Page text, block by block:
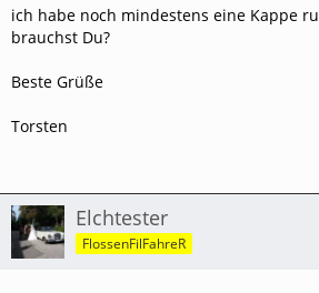
ich habe noch mindestens eine Kappe
brauchst Du?
Beste Grüße
Torsten
Elchtester
FlossenFilFahreR